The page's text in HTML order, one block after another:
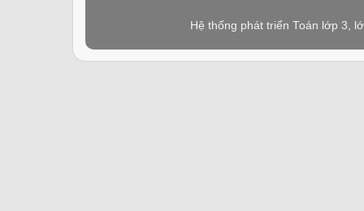
Hệ thống phát triển Toán lớp 3,